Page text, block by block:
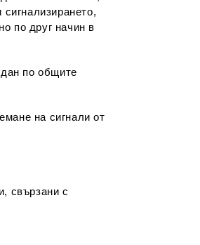
по друг начин в
по общите
на сигнали от
свързани с